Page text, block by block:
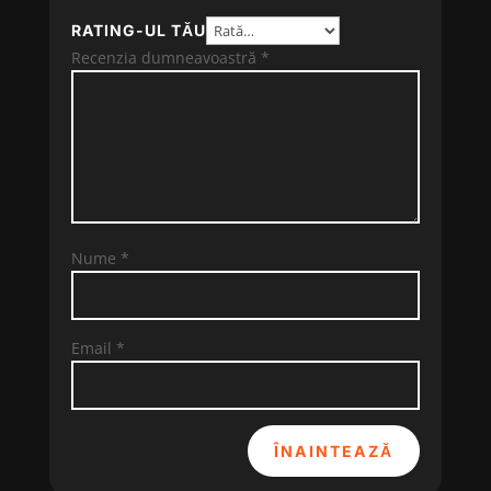
RATING-UL TĂU
Recenzia dumneavoastră *
Nume *
Email *
ÎNAINTEAZĂ